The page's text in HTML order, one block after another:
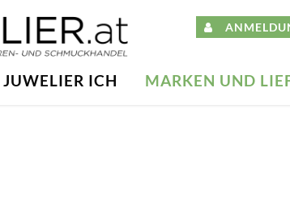
JUWELIER ICH MARKEN UND